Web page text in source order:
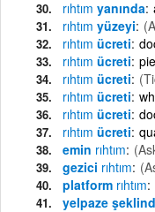
rıhtım yanında
rıhtım yüzeyi
rıhtım ücreti
rıhtım ücreti
rıhtım ücreti
rıhtım ücreti
rıhtım ücreti
rıhtım ücreti
emin rıhtım
gezici rıhtım
platform rıhtım
yelpaze